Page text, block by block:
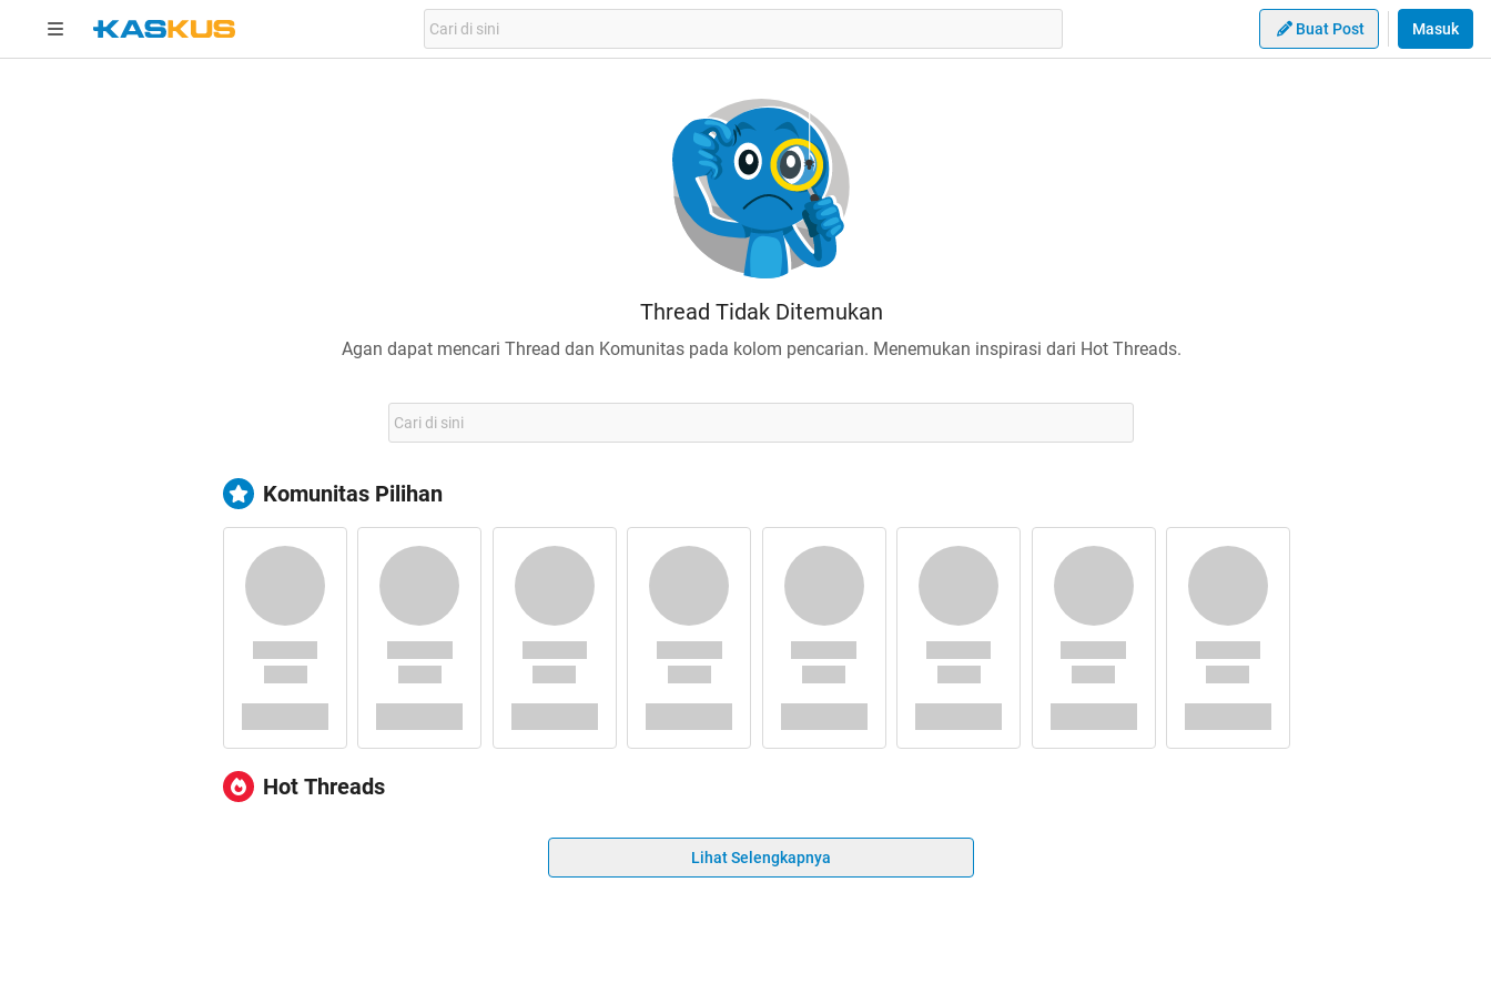
Buat Post Masuk
Thread Tidak Ditemukan
Agan dapat mencari Thread dan Komunitas pada kolom pencarian. Menemukan inspirasi dari Hot Threads.
Komunitas Pilihan
Hot Threads
Lihat Selengkapnya